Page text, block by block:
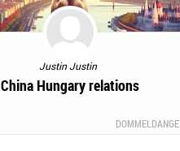
Justin Justin
China Hungary relations
DOMMELDANGE